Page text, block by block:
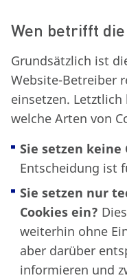
Wen betrifft
Grundsätzlich ist
Website-Betreiber
einsetzen.
welche Arten von
Sie setzen keine
Entscheidung ist
Sie setzen nur
Cookies ein?
weiterhin ohne
aber darüber
informieren und